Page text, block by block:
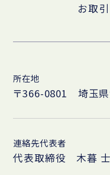
お取
所在地
〒366-0801 埼玉
連絡先代表者
代表取締役 木暮 士